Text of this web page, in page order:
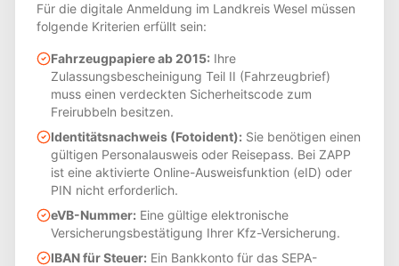
Für die digitale Anmeldung im Landkreis Wesel müssen
folgende Kriterien erfüllt sein:
Fahrzeugpapiere ab 2015: Ihre
Zulassungsbescheinigung Teil II (Fahrzeugbrief)
muss einen verdeckten Sicherheitscode zum
Freirubbeln besitzen.
Identitätsnachweis (Fotoident): Sie benötigen einen
gültigen Personalausweis oder Reisepass. Bei ZAPP
ist eine aktivierte Online-Ausweisfunktion (eID) oder
PIN nicht erforderlich.
eVB-Nummer: Eine gültige elektronische
Versicherungsbestätigung Ihrer Kfz-Versicherung.
IBAN für Steuer: Ein Bankkonto für das SEPA-